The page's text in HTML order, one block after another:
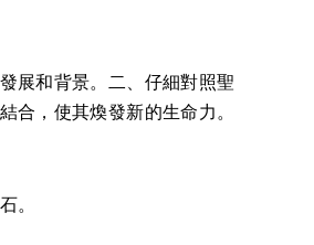
展和背景。二、仔細對照聖
合，使其煥發新的生命力。
。